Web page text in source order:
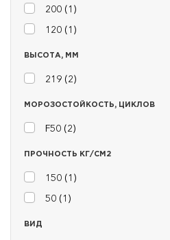
200 (1 )
120 (1 )
ВЫСОТА, ММ
219 (2)
МОРОЗОСТОЙКОСТЬ, ЦИКЛОВ
F50 (2)
ПРОЧНОСТЬ КГ/СМ2
150 (1 )
50 (1 )
ВИД